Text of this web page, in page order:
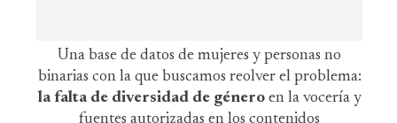
Una base de datos de mujeres y personas no
binarias con la que buscamos reolver el problema:
la falta de diversidad de género en la vocería y
fuentes autorizadas en los contenidos